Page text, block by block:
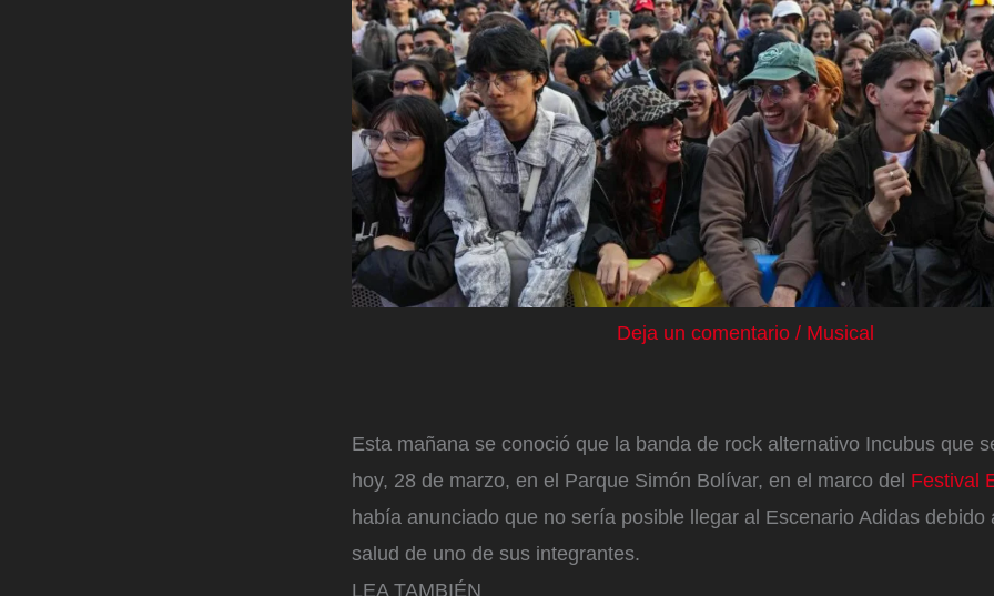
Deja un comentario / Musical
Esta mañana se conoció que la banda de rock alternativo Incubus que
hoy, 28 de marzo, en el Parque Simón Bolívar, en el marco del Festival
había anunciado que no sería posible llegar al Escenario Adidas debido
salud de uno de sus integrantes.
LEA TAMBIÉN